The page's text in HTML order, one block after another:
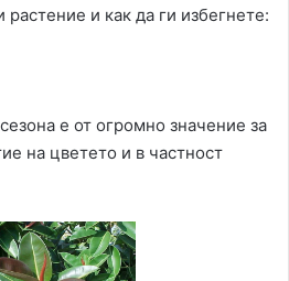
и как да ги избегнете:
е от огромно значение за
на цветето и в частност